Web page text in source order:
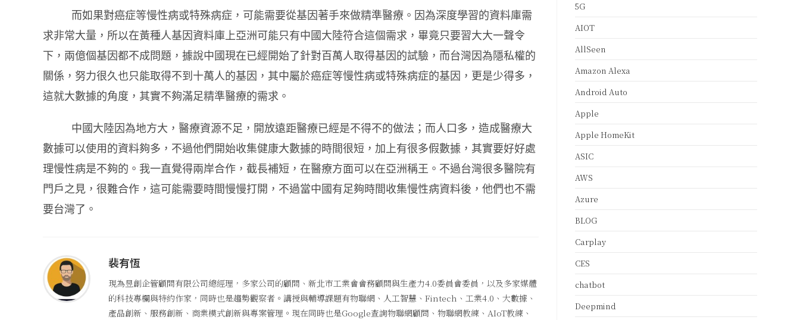
而如果對癌症等慢性病或特殊病症，可能需要從基因著手來做精準醫療。因為深度學習的資料庫需
求非常大量，所以在黃種人基因資料庫上亞洲可能只有中國大陸符合這個需求，畢竟只要習大大一聲令
下，兩億個基因都不成問題，據說中國現在已經開始了針對百萬人取得基因的試驗，而台灣因為隱私權的
關係，努力很久也只能取得不到十萬人的基因，其中屬於癌症等慢性病或特殊病症的基因，更是少得多，
這就大數據的角度，其實不夠滿足精準醫療的需求。
中國大陸因為地方大，醫療資源不足，開放遠距醫療已經是不得不的做法；而人口多，造成醫療大
數據可以使用的資料夠多，不過他們開始收集健康大數據的時間很短，加上有很多假數據，其實要好好處
理慢性病是不夠的。我一直覺得兩岸合作，截長補短，在醫療方面可以在亞洲稱王。不過台灣很多醫院有
門戶之見，很難合作，這可能需要時間慢慢打開，不過當中國有足夠時間收集慢性病資料後，他們也不需
要台灣了。
裴有恆
現為昱創企管顧問有限公司總經理，多家公司的顧問、新北市工業會會務顧問與生產力4.0委員會委員，以及多家媒體
的科技專欄與特約作家，同時也是趨勢觀察者。講授與輔導課題有物聯網、人工智慧、Fintech、工業4.0、大數據、
產品創新、服務創新、商業模式創新與專案管理。現在同時也是Google查詢物聯網顧問、物聯網教練、AIoT教練、
5G
AIOT
AllSeen
Amazon Alexa
Android Auto
Apple
Apple HomeKit
ASIC
AWS
Azure
BLOG
Carplay
CES
chatbot
Deepmind